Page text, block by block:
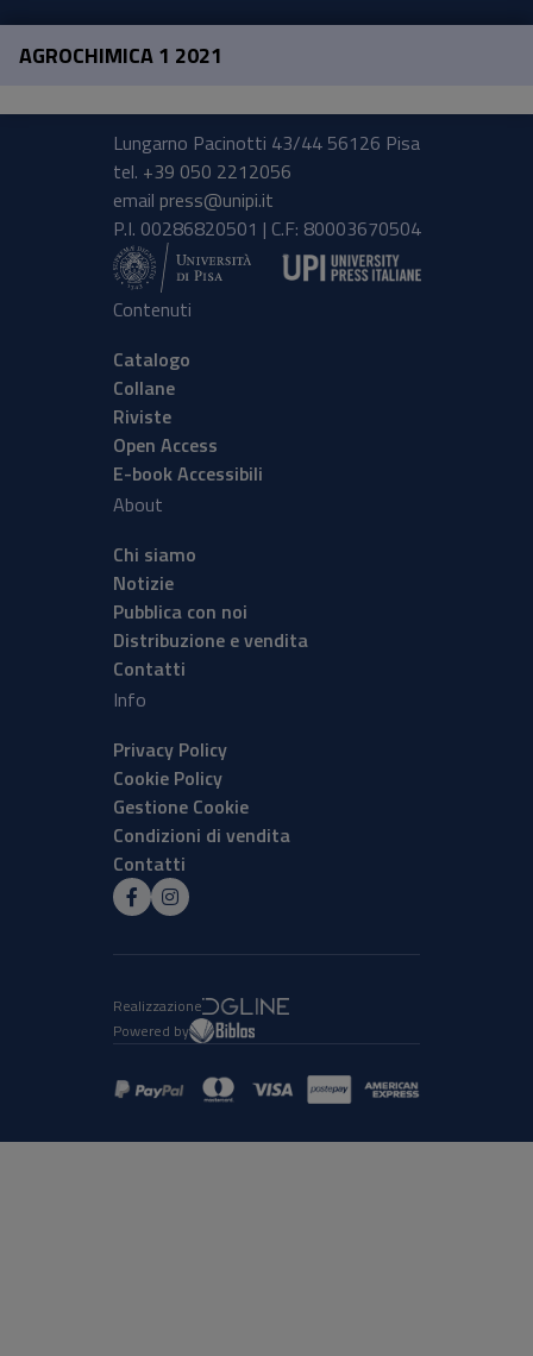
AGROCHIMICA 1 2021
Lungarno Pacinotti 43/44 56126 Pisa
tel. +39 050 2212056
email press@unipi.it
P.I. 00286820501 | C.F: 80003670504
Contenuti
Catalogo
Collane
Riviste
Open Access
E-book Accessibili
About
Chi siamo
Notizie
Pubblica con noi
Distribuzione e vendita
Contatti
Info
Privacy Policy
Cookie Policy
Gestione Cookie
Condizioni di vendita
Contatti
Realizzazione
Powered by